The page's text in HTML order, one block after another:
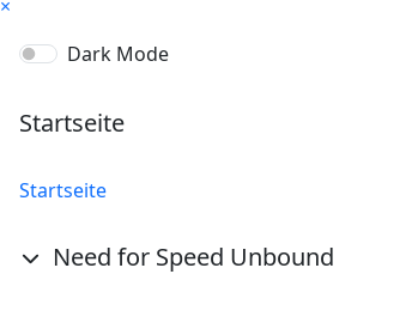
×
Dark Mode
Startseite
Startseite
Need for Speed Unbound